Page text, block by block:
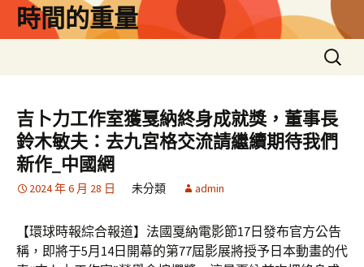
時間的重量
搜
尋
鍵
字:
吉卜力工作室獲戛納終身成就獎，董事長
鈴木敏夫：去九宮格交流請繼續期待我們
新作_中國網
2024 年 6 月 28 日 未分類 admin
【環球時報綜合報道】法國戛納電影節17日發布官方公告
稱，即將于5月14日開幕的第77屆影展將授予日本動畫的代